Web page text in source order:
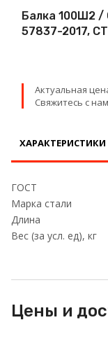
Проволока
Балка 100Ш2 /
57837-2017,
Актуальная
Свяжитесь с
ХАРАКТЕРИСТИКИ
ГОСТ
Марка стали
Длина
Вес (за усл. ед), кг
Цены и